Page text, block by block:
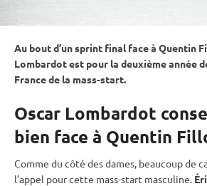
Au bout d’unsprint final face à Quentin
Lombardot est pour la deuxième année
France de la mass-start.
Oscar Lombardot
bien face à Quentin
Comme du côté des dames, beaucoup de
l’appel pour cette mass-start masculine.